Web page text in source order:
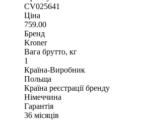
CV025641
Ціна
759.00
Бренд
Kroner
Вага брутто, кг
1
Країна-Виробник
Польща
Країна реєстрації бренду
Німеччина
Гарантія
36 місяців